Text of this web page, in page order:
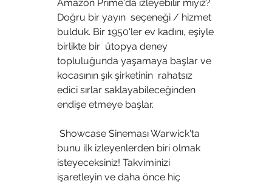
Amazon Prime'da izleyebilir miyiz?
Doğru bir yayın  seçeneği / hizmet
bulduk. Bir 1950'ler ev kadını, eşiyle
birlikte bir  ütopya deney
topluluğunda yaşamaya başlar ve
kocasının şık şirketinin  rahatsız
edici sırlar saklayabileceğinden
endişe etmeye başlar.
bunu ilk izleyenlerden biri olmak
isteyeceksiniz! Takviminizi
işaretleyin ve daha önce hiç